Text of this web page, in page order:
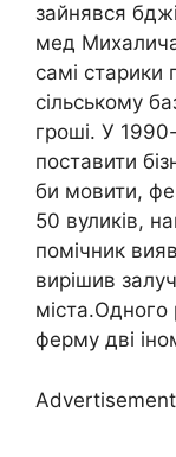
зайнявся
мед
самі старики
сільському
гроші. У
поставити
би мовити,
50 вуликів,
помічник
вирішив
міста.Одного
ферму дві